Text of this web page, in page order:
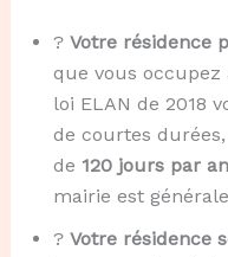
? Votre résidence
que vous occupez
loi ELAN de 2018
de courtes
de 120 jours par an
mairie est
? Votre résidence